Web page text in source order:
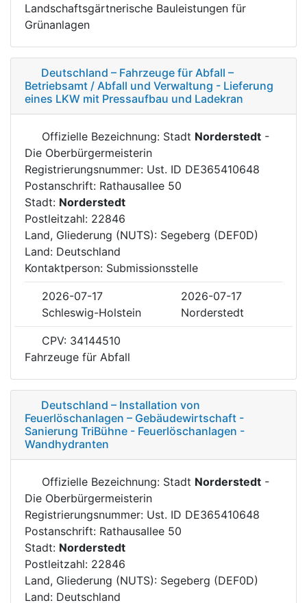
Landschaftsgärtnerische Bauleistungen für
Grünanlagen
Deutschland – Fahrzeuge für Abfall –
Betriebsamt / Abfall und Verwaltung - Lieferung
eines LKW mit Pressaufbau und Ladekran
Offizielle Bezeichnung: Stadt Norderstedt -
Die Oberbürgermeisterin
Registrierungsnummer: Ust. ID DE365410648
Postanschrift: Rathausallee 50
Stadt: Norderstedt
Postleitzahl: 22846
Land, Gliederung (NUTS): Segeberg (DEF0D)
Land: Deutschland
Kontaktperson: Submissionsstelle
2026-07-17
2026-07-17
Schleswig-Holstein
Norderstedt
CPV: 34144510
Fahrzeuge für Abfall
Deutschland – Installation von
Feuerlöschanlagen – Gebäudewirtschaft -
Sanierung TriBühne - Feuerlöschanlagen -
Wandhydranten
Offizielle Bezeichnung: Stadt Norderstedt -
Die Oberbürgermeisterin
Registrierungsnummer: Ust. ID DE365410648
Postanschrift: Rathausallee 50
Stadt: Norderstedt
Postleitzahl: 22846
Land, Gliederung (NUTS): Segeberg (DEF0D)
Land: Deutschland